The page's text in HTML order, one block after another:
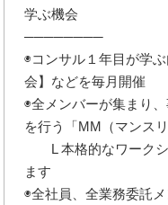
学ぶ機会
────────
◉コンサル１年目が学
会】などを毎月開催
◉全メンバーが集まり
を行う「MM（マンス
L 本格的なワークシ
ます
◉全社員、全業務委託